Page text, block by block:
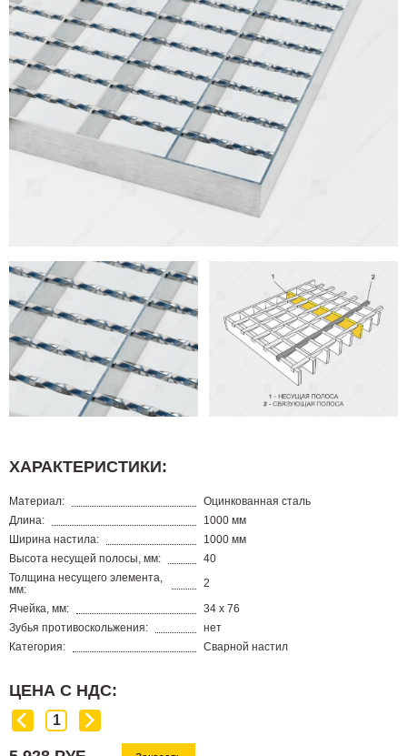
ХАРАКТЕРИСТИКИ:
Материал:
Оцинкованная сталь
Длина:
1000 мм
Ширина настила:
1000 мм
Высота несущей полосы, мм:
40
Толщина несущего элемента,
мм:
2
Ячейка, мм:
34 х 76
Зубья противоскольжения:
нет
Категория:
Сварной настил
ЦЕНА С НДС: